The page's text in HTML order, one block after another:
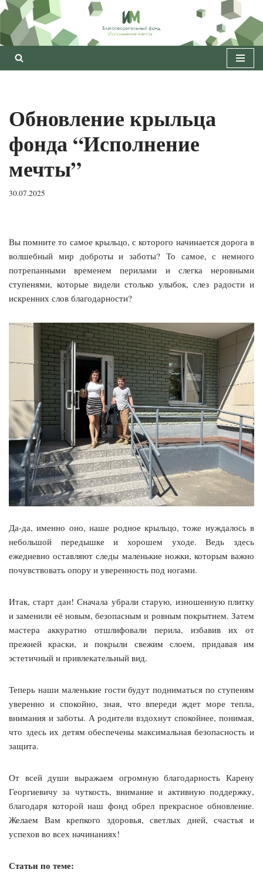
Перейти
к
содержимому
Обновление крыльца
фонда “Исполнение
мечты”
30.07.2025
Вы помните то самое крыльцо, с которого начинается дорога в
волшебный мир доброты и заботы? То самое, с немного
потрепанными временем перилами и слегка неровными
ступенями, которые видели столько улыбок, слез радости и
искренних слов благодарности?
Да-да, именно оно, наше родное крыльцо, тоже нуждалось в
небольшой передышке и хорошем уходе. Ведь здесь
ежедневно оставляют следы маленькие ножки, которым важно
почувствовать опору и уверенность под ногами.
Итак, старт дан! Сначала убрали старую, изношенную плитку
и заменили её новым, безопасным и ровным покрытием. Затем
мастера аккуратно отшлифовали перила, избавив их от
прежней краски, и покрыли свежим слоем, придавая им
эстетичный и привлекательный вид.
Теперь наши маленькие гости будут подниматься по ступеням
уверенно и спокойно, зная, что впереди ждет море тепла,
внимания и заботы. А родители вздохнут спокойнее, понимая,
что здесь их детям обеспечены максимальная безопасность и
защита.
От всей души выражаем огромную благодарность Карену
Георгиевичу за чуткость, внимание и активную поддержку,
благодаря которой наш фонд обрел прекрасное обновление.
Желаем Вам крепкого здоровья, светлых дней, счастья и
успехов во всех начинаниях!
Статьи по теме: